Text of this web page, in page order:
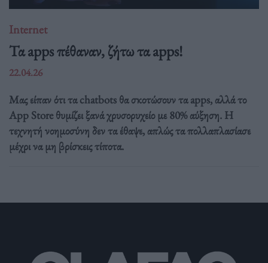
Internet
Τα apps πέθαναν, ζήτω τα apps!
22.04.26
Μας είπαν ότι τα chatbots θα σκοτώσουν τα apps, αλλά το
App Store θυμίζει ξανά χρυσορυχείο με 80% αύξηση. Η
τεχνητή νοημοσύνη δεν τα έθαψε, απλώς τα πολλαπλασίασε
μέχρι να μη βρίσκεις τίποτα.